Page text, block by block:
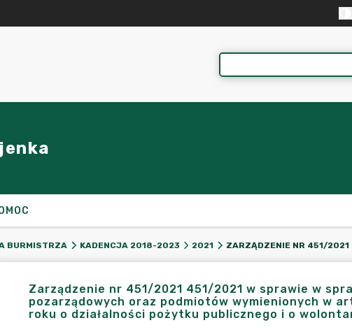
BURMISTRZA KADENCJA 2018-2023 2021
Zarządzenie nr 451/2021 451/2021 w sprawie w
pozarządowych oraz podmiotów wymienionych w
roku o działalności pożytku publicznego i o